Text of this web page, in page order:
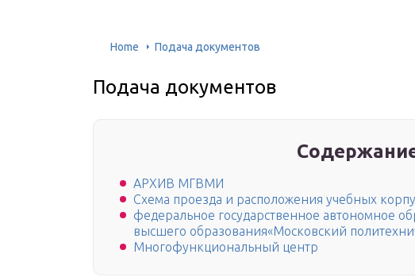
Home Подача документов
Подача документов
АРХИВ МГВМИ
Схема проезда и расположения учебных
федеральное государственное автономное
высшего образования«Московский
Многофункциональный центр